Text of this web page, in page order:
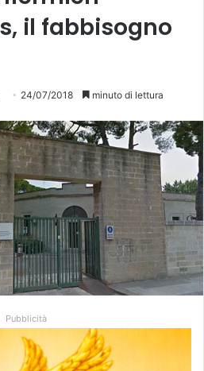
il fabbisogno
v
a
u
'
e
m
24/07/2018 minuto di lettura
Pubblicità